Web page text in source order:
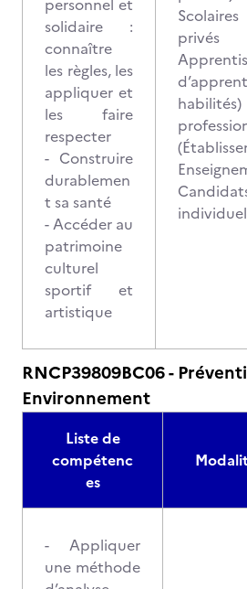
personnel et
solidaire :
connaître
les règles, les
appliquer et
les faire
respecter
- Construire
durablemen
t sa santé
- Accéder au
patrimoine
culturel
sportif et
artistique
privés
RNCP39809BC06 -
Environnement
Liste de
compétenc
es
- Appliquer
une méthode